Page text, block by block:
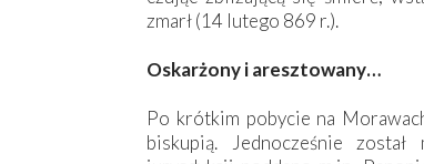
zmarł (14 lutego 869 r.).
Oskarżony i aresztowany…
Po krótkim pobycie na
biskupią. Jednocześnie